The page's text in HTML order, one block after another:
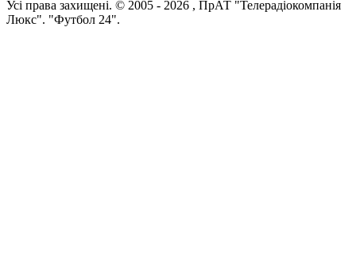
Усi права захищенi. © 2005 - 2026 , ПрАТ "Телерадіокомпанія
Люкс". "Футбол 24".